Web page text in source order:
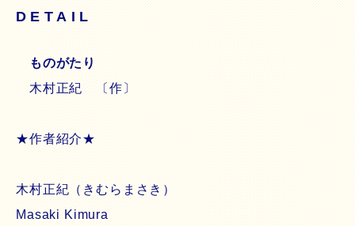
DETAIL
ものがたり
木村正紀 〔作〕
★作者紹介★
木村正紀（きむらまさき）
Masaki Kimura